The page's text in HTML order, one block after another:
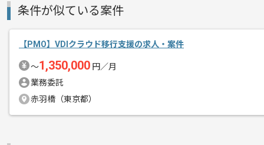
その他募集要項
募集人数
作業開始日
2026/06/15
エージェントからのコ
メント
条件が似ている案件
【PMO】VDIクラウド移行支援の求人・案件
〜1,350,000 円／月
業務委託
赤羽橋（東京都）